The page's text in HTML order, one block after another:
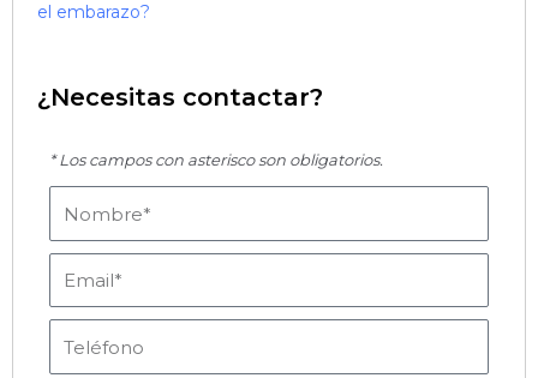
el embarazo?
¿Necesitas contactar?
* Los campos con asterisco son obligatorios.